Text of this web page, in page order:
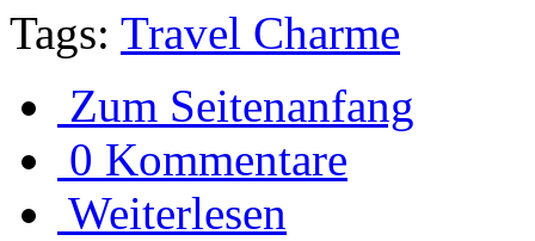
Tags: Travel Charme
Zum Seitenanfang
0 Kommentare
Weiterlesen